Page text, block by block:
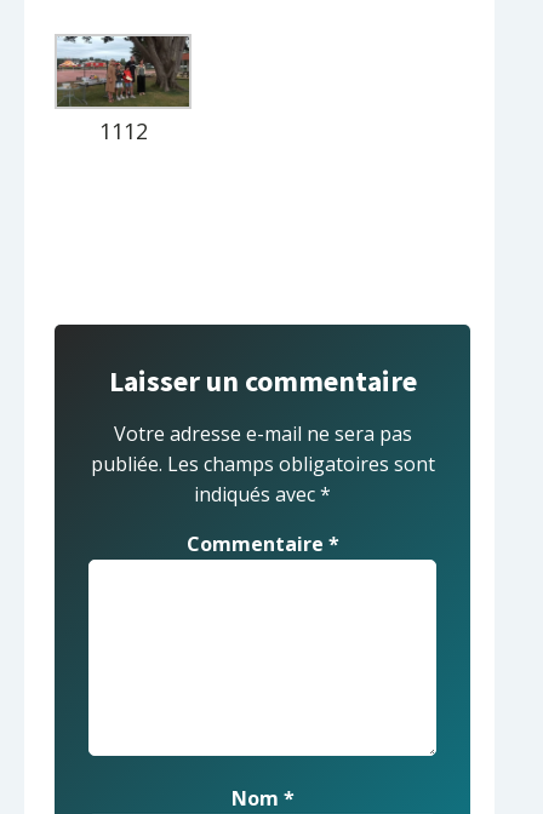
1112
Laisser un commentaire
Votre adresse e-mail ne sera pas
publiée. Les champs obligatoires sont
indiqués avec*
Commentaire *
Nom *